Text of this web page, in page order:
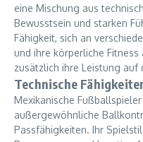
eine Mischung aus
Bewusstsein und starken
Fähigkeit, sich an
und ihre körperliche
zusätzlich ihre Leistung auf
Technische
Mexikanische
außergewöhnliche
Passfähigkeiten. Ihr